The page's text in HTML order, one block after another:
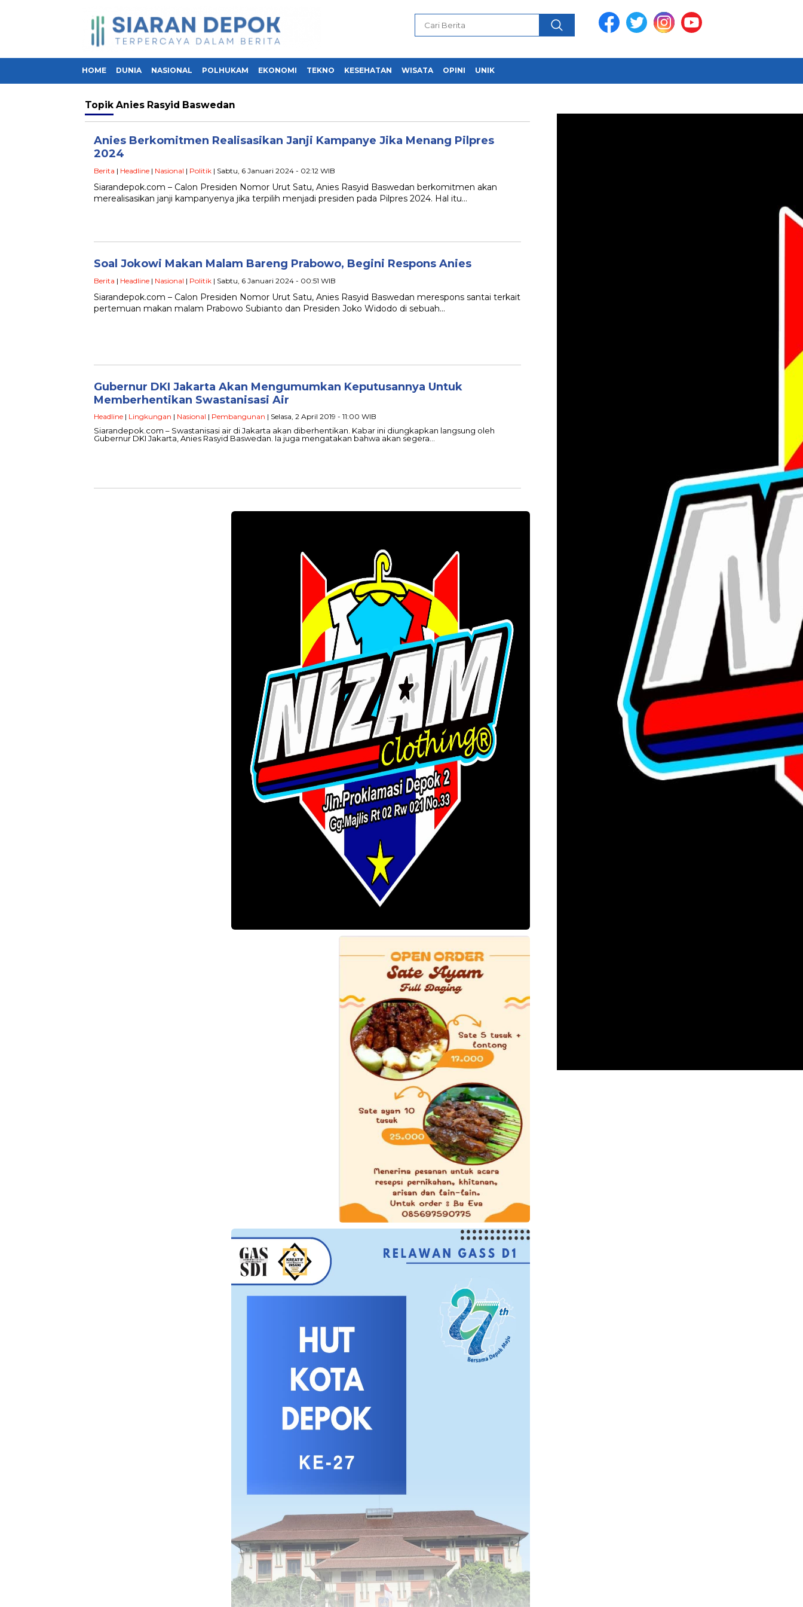
HOME DUNIA NASIONAL POLHUKAM EKONOMI TEKNO KESEHATAN WISATA OPINI UNIK
Topik Anies Rasyid Baswedan
Anies Berkomitmen Realisasikan Janji Kampanye Jika Menang Pilpres
2024
Berita | Headline | Nasional | Politik | Sabtu, 6 Januari 2024 - 02:12 WIB
Siarandepok.com – Calon Presiden Nomor Urut Satu, Anies Rasyid Baswedan berkomitmen akan
merealisasikan janji kampanyenya jika terpilih menjadi presiden pada Pilpres 2024. Hal itu…
Soal Jokowi Makan Malam Bareng Prabowo, Begini Respons Anies
Berita | Headline | Nasional | Politik | Sabtu, 6 Januari 2024 - 00:51 WIB
Siarandepok.com – Calon Presiden Nomor Urut Satu, Anies Rasyid Baswedan merespons santai terkait
pertemuan makan malam Prabowo Subianto dan Presiden Joko Widodo di sebuah…
Gubernur DKI Jakarta Akan Mengumumkan Keputusannya Untuk
Memberhentikan Swastanisasi Air
Headline | Lingkungan | Nasional | Pembangunan | Selasa, 2 April 2019 - 11:00 WIB
Siarandepok.com – Swastanisasi air di Jakarta akan diberhentikan. Kabar ini diungkapkan langsung oleh
Gubernur DKI Jakarta, Anies Rasyid Baswedan. Ia juga mengatakan bahwa akan segera…